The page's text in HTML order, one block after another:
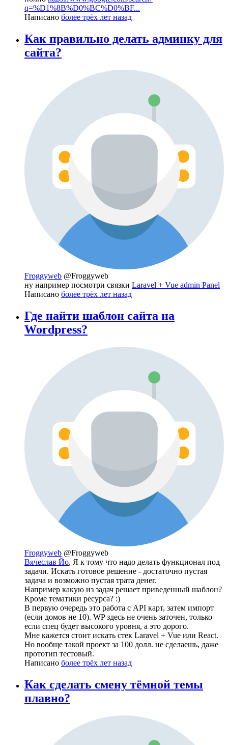
q=%D1%8B%D0%BC%D0%BF...
Написано более трёх лет назад
Как правильно делать админку для
сайта?
Froggyweb @Froggyweb
ну например посмотри связки Laravel + Vue admin Panel
Написано более трёх лет назад
Где найти шаблон сайта на
Wordpress?
Froggyweb @Froggyweb
Вячеслав Йо, Я к тому что надо делать функционал под
задачи. Искать готовое решение - достаточно пустая
задача и возможно пустая трата денег.
Например какую из задач решает приведенный шаблон?
Кроме тематики ресурса? :)
В первую очередь это работа с API карт, затем импорт
(если домов не 10). WP здесь не очень заточен, только
если спец будет высокого уровня, а это дорого.
Мне кажется стоит искать стек Laravel + Vue или React.
Но вообще такой проект за 100 долл. не сделаешь, даже
прототип тестовый.
Написано более трёх лет назад
Как сделать смену тёмной темы
плавно?